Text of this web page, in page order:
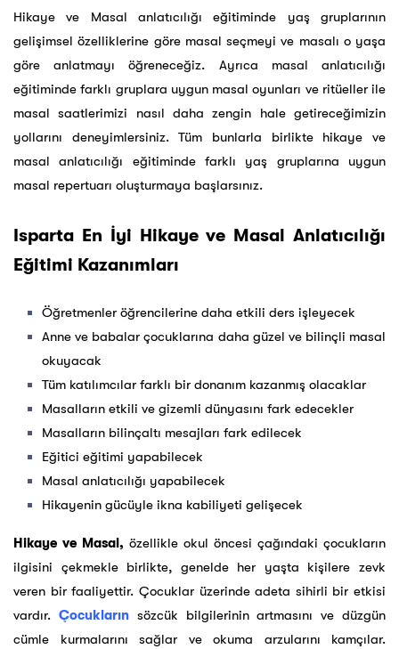
Hikaye ve Masal anlatıcılığı eğitiminde yaş gruplarının
gelişimsel özelliklerine göre masal seçmeyi ve masalı o yaşa
göre anlatmayı öğreneceğiz. Ayrıca masal anlatıcılığı
eğitiminde farklı gruplara uygun masal oyunları ve ritüeller ile
masal saatlerimizi nasıl daha zengin hale getireceğimizin
yollarını deneyimlersiniz. Tüm bunlarla birlikte hikaye ve
masal anlatıcılığı eğitiminde farklı yaş gruplarına uygun
masal repertuarı oluşturmaya başlarsınız.
Isparta En İyi Hikaye ve Masal Anlatıcılığı
Eğitimi Kazanımları
Öğretmenler öğrencilerine daha etkili ders işleyecek
Anne ve babalar çocuklarına daha güzel ve bilinçli masal
okuyacak
Tüm katılımcılar farklı bir donanım kazanmış olacaklar
Masalların etkili ve gizemli dünyasını fark edecekler
Masalların bilinçaltı mesajları fark edilecek
Eğitici eğitimi yapabilecek
Masal anlatıcılığı yapabilecek
Hikayenin gücüyle ikna kabiliyeti gelişecek
Hikaye ve Masal, özellikle okul öncesi çağındaki çocukların
ilgisini çekmekle birlikte, genelde her yaşta kişilere zevk
veren bir faaliyettir. Çocuklar üzerinde adeta sihirli bir etkisi
vardır. Çocukların sözcük bilgilerinin artmasını ve düzgün
cümle kurmalarını sağlar ve okuma arzularını kamçılar.